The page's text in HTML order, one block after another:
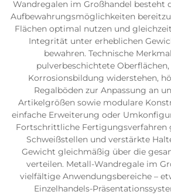
Wandregalen im Großhandel besteht
Aufbewahrungsmöglichkeiten
Flächen optimal nutzen und
Integrität unter erheblichen
bewahren. Technische
pulverbeschichtete
Korrosionsbildung widerstehen,
Regalböden zur Anpassung an
Artikelgrößen sowie modulare
einfache Erweiterung oder
Fortschrittliche Fertigungsverfahren
Schweißstellen und verstärkte
Gewicht gleichmäßig über die
verteilen. Metall-Wandregale im
vielfältige Anwendungsbereiche –
Einzelhandels-